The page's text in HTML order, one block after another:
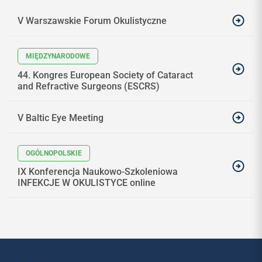
V Warszawskie Forum Okulistyczne
44. Kongres European Society of Cataract
and Refractive Surgeons (ESCRS)
V Baltic Eye Meeting
IX Konferencja Naukowo-Szkoleniowa
INFEKCJE W OKULISTYCE online